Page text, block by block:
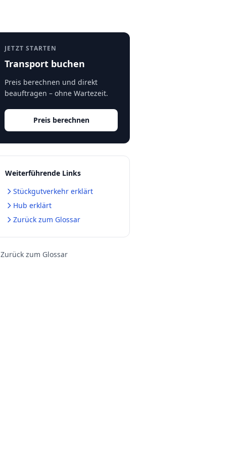
JETZT STARTEN
Transport buchen
Preis berechnen und direkt
beauftragen – ohne Wartezeit.
Preis berechnen
Weiterführende Links
Stückgutverkehr erklärt
Hub erklärt
Zurück zum Glossar
Zurück zum Glossar